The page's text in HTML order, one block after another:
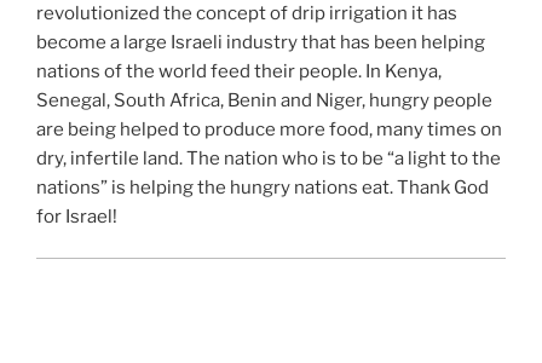
revolutionized the concept of drip irrigation it has
become a large Israeli industry that has been helping
nations of the world feed their people. In Kenya,
Senegal, South Africa, Benin and Niger, hungry people
are being helped to produce more food, many times on
dry, infertile land. The nation who is to be “a light to the
nations” is helping the hungry nations eat. Thank God
for Israel!